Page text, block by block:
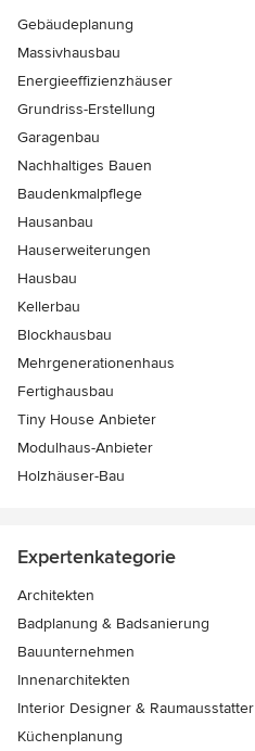
Gebäudeplanung
Massivhausbau
Energieeffizienzhäuser
Grundriss-Erstellung
Garagenbau
Nachhaltiges Bauen
Baudenkmalpflege
Hausanbau
Hauserweiterungen
Hausbau
Kellerbau
Blockhausbau
Mehrgenerationenhaus
Fertighausbau
Tiny House Anbieter
Modulhaus-Anbieter
Holzhäuser-Bau
Expertenkategorie
Architekten
Badplanung & Badsanierung
Bauunternehmen
Innenarchitekten
Interior Designer & Raumausstatter
Küchenplanung